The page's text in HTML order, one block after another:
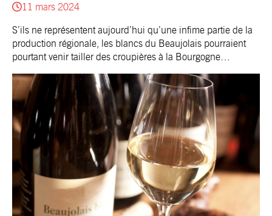
11 mars 2024
S’ils ne représentent aujourd’hui qu’une infime partie de la
production régionale, les blancs du Beaujolais pourraient
pourtant venir tailler des croupières à la Bourgogne…